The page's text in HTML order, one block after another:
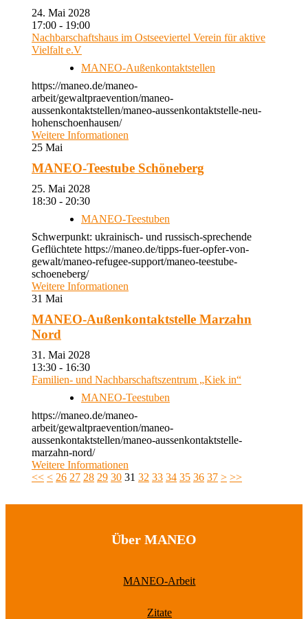
24. Mai 2028
17:00 - 19:00
Nachbarschaftshaus im Ostseeviertel Verein für aktive
Vielfalt e.V
MANEO-Außenkontaktstellen
https://maneo.de/maneo-
arbeit/gewaltpraevention/maneo-
aussenkontaktstellen/maneo-aussenkontaktstelle-neu-
hohenschoenhausen/
Weitere Informationen
25 Mai
MANEO-Teestube Schöneberg
25. Mai 2028
18:30 - 20:30
MANEO-Teestuben
Schwerpunkt: ukrainisch- und russisch-sprechende
Geflüchtete https://maneo.de/tipps-fuer-opfer-von-
gewalt/maneo-refugee-support/maneo-teestube-
schoeneberg/
Weitere Informationen
31 Mai
MANEO-Außenkontaktstelle Marzahn
Nord
31. Mai 2028
13:30 - 16:30
Familien- und Nachbarschaftszentrum „Kiek in“
MANEO-Teestuben
https://maneo.de/maneo-
arbeit/gewaltpraevention/maneo-
aussenkontaktstellen/maneo-aussenkontaktstelle-
marzahn-nord/
Weitere Informationen
<< < 26 27 28 29 30 31 32 33 34 35 36 37 > >>
Über MANEO
MANEO-Arbeit
Zitate